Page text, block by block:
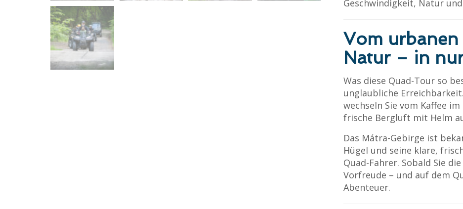
Geschwindigkeit, Natur
Vom
Natur – in
Was diese Quad-Tour so
unglaubliche
wechseln Sie vom Kaffee
frische Bergluft mit Helm
Das Mátra-Gebirge ist
Hügel und seine klare,
Quad-Fahrer. Sobald Sie
Vorfreude – und auf dem
Abenteuer.